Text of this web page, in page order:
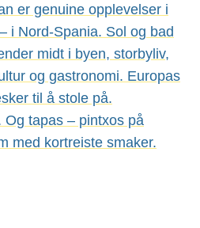
er genuine opplevelser i
i Nord-Spania. Sol og bad
midt i byen, storbyliv,
og gastronomi. Europas
til å stole på.
tapas – pintxos på
med kortreiste smaker.